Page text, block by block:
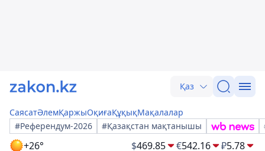
Қаз
СаясатӘлемҚаржыОқиғаҚұқықМақалалар
#Референдум-2026
#Қазақстан мақтанышы
+26° $469.85 €542.16 ₽5.78